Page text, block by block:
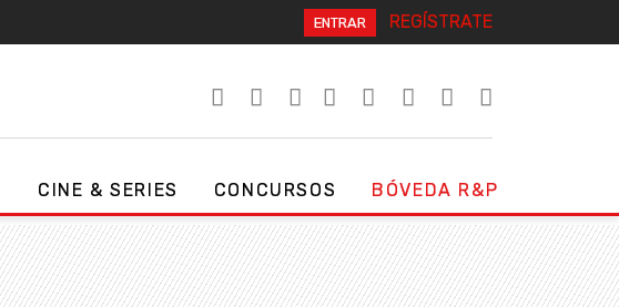
ENTRAR REGÍSTRATE
CINE & SERIES CONCURSOS BÓVEDA R&P